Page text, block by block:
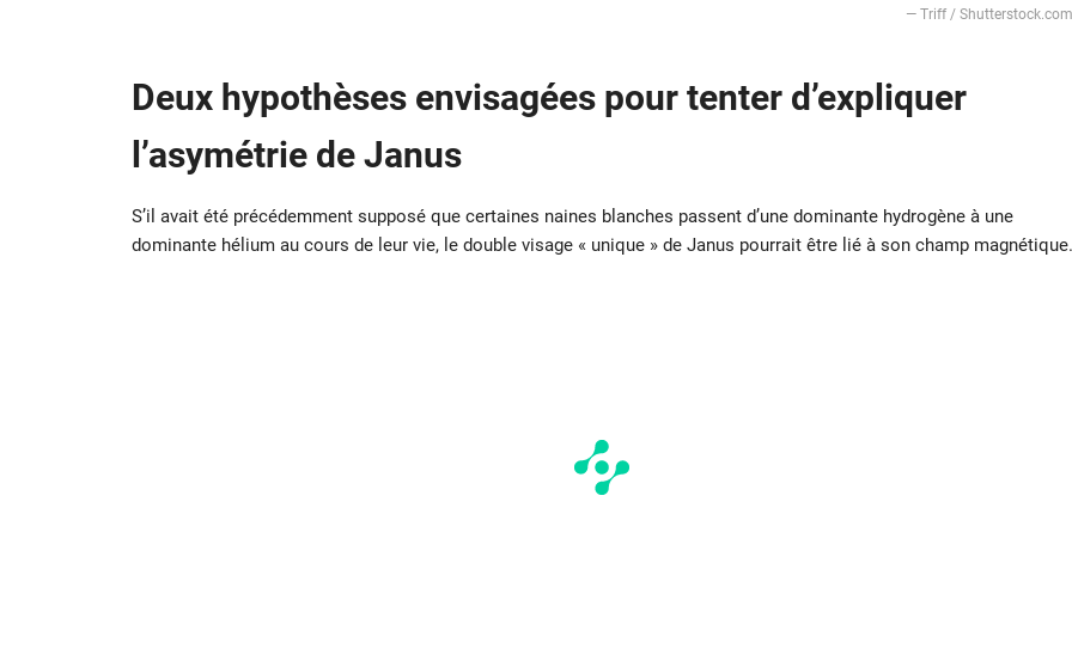
— Triff / Shutterstock.com
Deux hypothèses envisagées pour tenter d’expliquer
l’asymétrie de Janus
S’il avait été précédemment supposé que certaines naines blanches passent d’une dominante hydrogène à une
dominante hélium au cours de leur vie, le double visage « unique » de Janus pourrait être lié à son champ magnétique.